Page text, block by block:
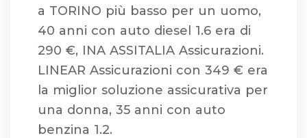
a TORINO più basso per un uomo,
40 anni con auto diesel 1.6 era di
290 €, INA ASSITALIA Assicurazioni.
LINEAR Assicurazioni con 349 € era
la miglior soluzione assicurativa per
una donna, 35 anni con auto
benzina 1.2.